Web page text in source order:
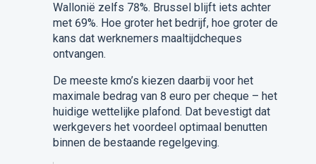
Wallonië zelfs 78%. Brussel blijft iets achter
met 69%. Hoe groter het bedrijf, hoe groter de
kans dat werknemers maaltijdcheques
ontvangen.
De meeste kmo’s kiezen daarbij voor het
maximale bedrag van 8 euro per cheque – het
huidige wettelijke plafond. Dat bevestigt dat
werkgevers het voordeel optimaal benutten
binnen de bestaande regelgeving.